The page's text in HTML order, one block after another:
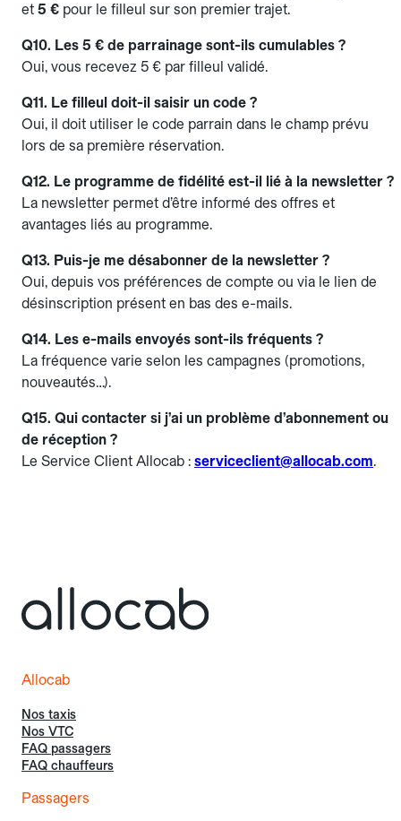
et 5 € pour le filleul sur son premier trajet.
Q10. Les 5 € de parrainage sont-ils cumulables ?
Oui, vous recevez 5 € par filleul validé.
Q11. Le filleul doit-il saisir un code ?
Oui, il doit utiliser le code parrain dans le champ prévu
lors de sa première réservation.
Q12. Le programme de fidélité est-il lié à la newsletter ?
La newsletter permet d’être informé des offres et
avantages liés au programme.
Q13. Puis-je me désabonner de la newsletter ?
Oui, depuis vos préférences de compte ou via le lien de
désinscription présent en bas des e-mails.
Q14. Les e-mails envoyés sont-ils fréquents ?
La fréquence varie selon les campagnes (promotions,
nouveautés…).
Q15. Qui contacter si j’ai un problème d’abonnement ou
de réception ?
Le Service Client Allocab : serviceclient@allocab.com.
Allocab
Nos taxis
Nos VTC
FAQ passagers
FAQ chauffeurs
Passagers